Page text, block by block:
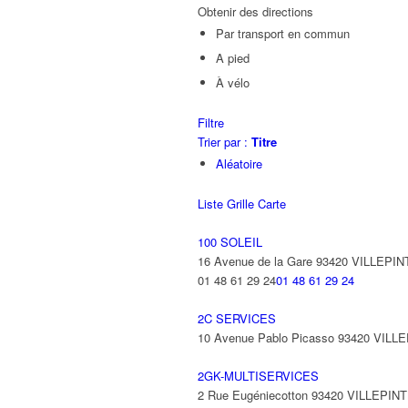
Obtenir des directions
Par transport en commun
A pied
À vélo
Filtre
Trier par : Titre
Aléatoire
Liste Grille Carte
100 SOLEIL
16 Avenue de la Gare 93420
01 48 61 29 2401 48 61 29 24
2C SERVICES
10 Avenue Pablo Picasso 93420
2GK-MULTISERVICES
2 Rue Eugéniecotton 93420